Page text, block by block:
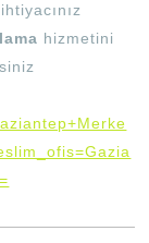
hizmetini